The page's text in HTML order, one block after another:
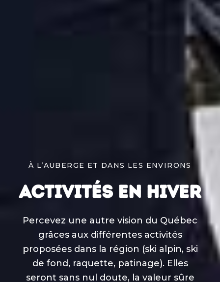
À L’AUBERGE ET DANS LES ENVIRONS
ACTIVITÉS EN HIVER
Percevez une autre vision du Québec
grâces aux différentes activités
proposées dans la région (ski alpin, ski
de fond, raquette, patinage). Elles
seront sans nul doute, la valeur sûre